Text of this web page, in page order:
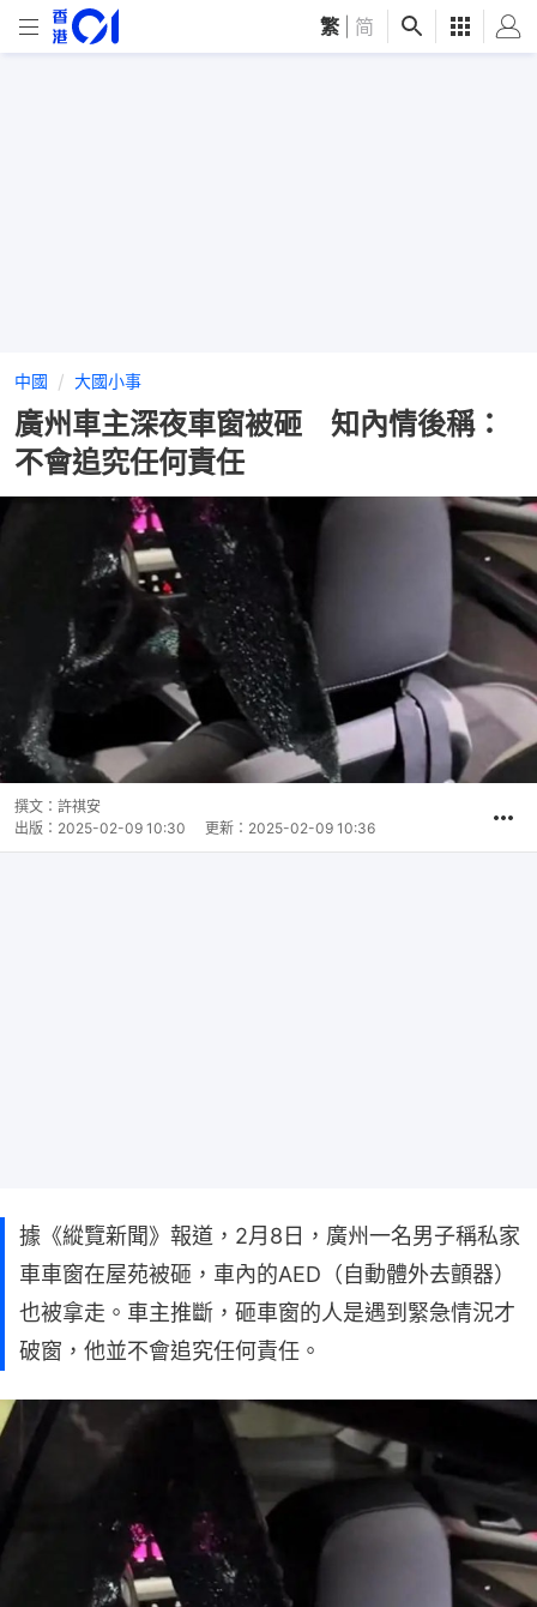
繁 简
中國 大國小事
廣州車主深夜車窗被砸 知內情後稱：
不會追究任何責任
撰文： 許祺安
出版： 2025-02-09 10:30 更新： 2025-02-09 10:36
據《縱覽新聞》報道，2月8日，廣州一名男子稱私家
車車窗在屋苑被砸，車內的AED（自動體外去顫器）
也被拿走。車主推斷，砸車窗的人是遇到緊急情況才
破窗，他並不會追究任何責任。